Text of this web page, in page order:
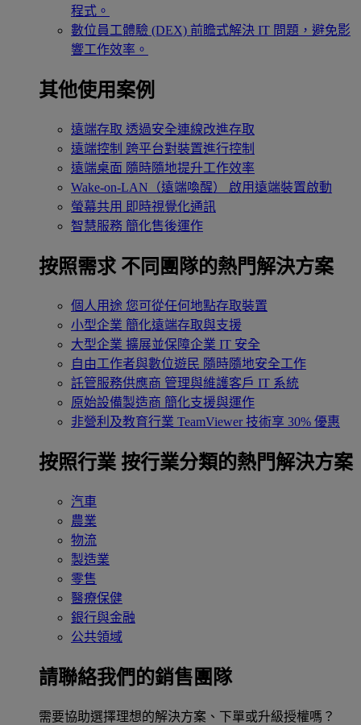
程式。
數位員工體驗 (DEX) 前瞻式解決 IT 問題，避免影
響工作效率。
其他使用案例
遠端存取 透過安全連線改進存取
遠端控制 跨平台對裝置進行控制
遠端桌面 隨時隨地提升工作效率
Wake-on-LAN（遠端喚醒）
啟用遠端裝置啟動
螢幕共用 即時視覺化通訊
智慧服務 簡化售後運作
按照需求 不同團隊的熱門解決方案
個人用途 您可從任何地點存取裝置
小型企業 簡化遠端存取與支援
大型企業 擴展並保障企業 IT 安全
自由工作者與數位遊民 隨時隨地安全工作
託管服務供應商 管理與維護客戶 IT 系統
原始設備製造商 簡化支援與運作
非營利及教育行業 TeamViewer 技術享 30% 優惠
按照行業 按行業分類的熱門解決方案
汽車
農業
物流
製造業
零售
醫療保健
銀行與金融
公共領域
請聯絡我們的銷售團隊
需要協助選擇理想的解決方案、下單或升級授權嗎？